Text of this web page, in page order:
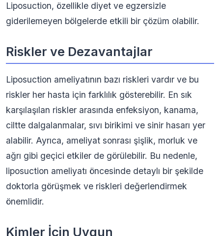
Liposuction, özellikle diyet ve egzersizle
giderilemeyen bölgelerde etkili bir çözüm olabilir.
Riskler ve Dezavantajlar
Liposuction ameliyatının bazı riskleri vardır ve bu
riskler her hasta için farklılık gösterebilir. En sık
karşılaşılan riskler arasında enfeksiyon, kanama,
ciltte dalgalanmalar, sıvı birikimi ve sinir hasarı yer
alabilir. Ayrıca, ameliyat sonrası şişlik, morluk ve
ağrı gibi geçici etkiler de görülebilir. Bu nedenle,
liposuction ameliyatı öncesinde detaylı bir şekilde
doktorla görüşmek ve riskleri değerlendirmek
önemlidir.
Kimler İçin Uygun